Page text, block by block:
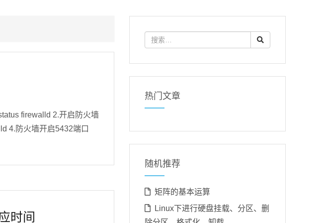
firewalld 2.开启防火墙
4.防火墙开启5432端口
时间
热门文章
随机推荐
矩阵的基本运算
Linux下进行硬盘挂载、分区、删